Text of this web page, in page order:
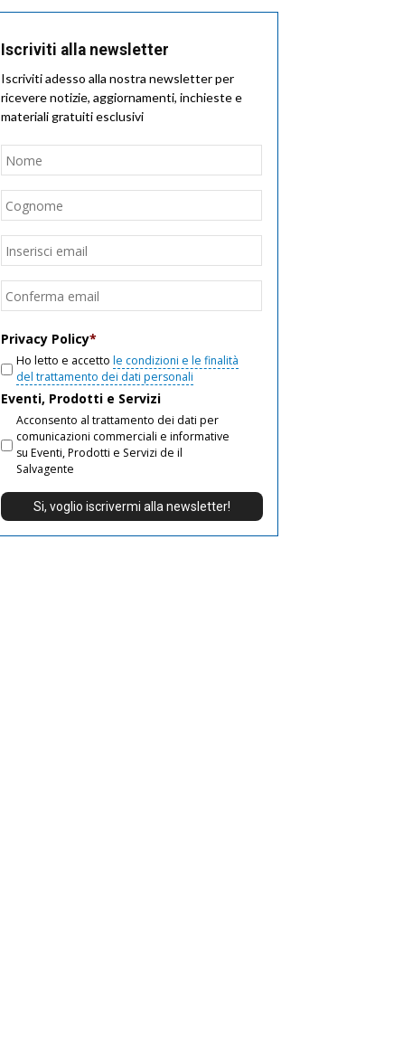
Iscriviti alla newsletter
Iscriviti adesso alla nostra newsletter per
ricevere notizie, aggiornamenti, inchieste e
materiali gratuiti esclusivi
Nome
Email
Privacy Policy*
Ho letto e accetto le condizioni e le finalità
del trattamento dei dati personali
Eventi, Prodotti e Servizi
Acconsento al trattamento dei dati per
comunicazioni commerciali e informative
su Eventi, Prodotti e Servizi de il
Salvagente